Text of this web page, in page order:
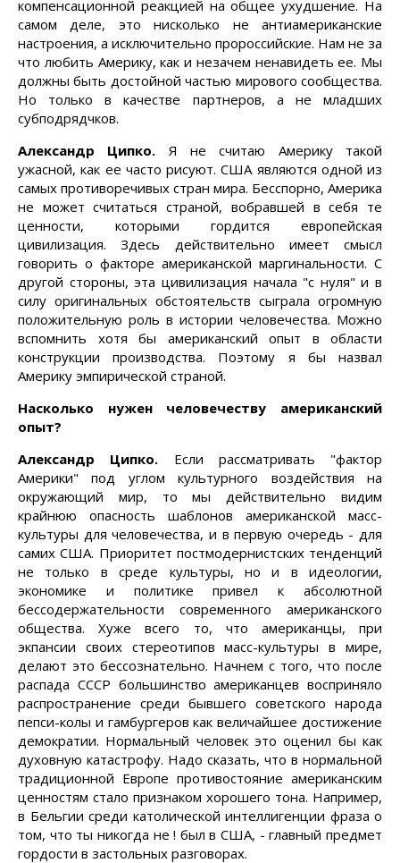
компенсационной реакцией на общее ухудшение. На
самом деле, это нисколько не антиамериканские
настроения, а исключительно пророссийские. Нам не за
что любить Америку, как и незачем ненавидеть ее. Мы
должны быть достойной частью мирового сообщества.
Но только в качестве партнеров, а не младших
субподрядчков.
Александр Ципко. Я не считаю Америку такой
ужасной, как ее часто рисуют. США являются одной из
самых противоречивых стран мира. Бесспорно, Америка
не может считаться страной, вобравшей в себя те
ценности, которыми гордится европейская
цивилизация. Здесь действительно имеет смысл
говорить о факторе американской маргинальности. С
другой стороны, эта цивилизация начала "с нуля" и в
силу оригинальных обстоятельств сыграла огромную
положительную роль в истории человечества. Можно
вспомнить хотя бы американский опыт в области
конструкции производства. Поэтому я бы назвал
Америку эмпирической страной.
Насколько нужен человечеству американский
опыт?
Александр Ципко. Если рассматривать "фактор
Америки" под углом культурного воздействия на
окружающий мир, то мы действительно видим
крайнюю опасность шаблонов американской масс-
культуры для человечества, и в первую очередь - для
самих США. Приоритет постмодернистских тенденций
не только в среде культуры, но и в идеологии,
экономике и политике привел к абсолютной
бессодержательности современного американского
общества. Хуже всего то, что американцы, при
экпансии своих стереотипов масс-культуры в мире,
делают это бессознательно. Начнем с того, что после
распада СССР большинство американцев восприняло
распространение среди бывшего советского народа
пепси-колы и гамбургеров как величайшее достижение
демократии. Нормальный человек это оценил бы как
духовную катастрофу. Надо сказать, что в нормальной
традиционной Европе противостояние американским
ценностям стало признаком хорошего тона. Например,
в Бельгии среди католической интеллигенции фраза о
том, что ты никогда не ! был в США, - главный предмет
гордости в застольных разговорах.